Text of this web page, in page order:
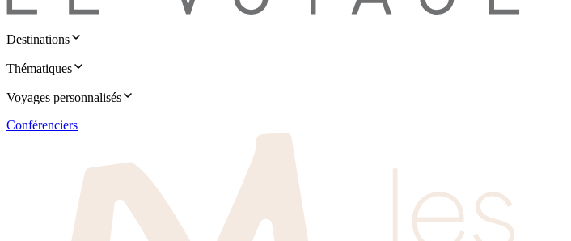
Destinations
Thématiques
Voyages personnalisés
Conférenciers